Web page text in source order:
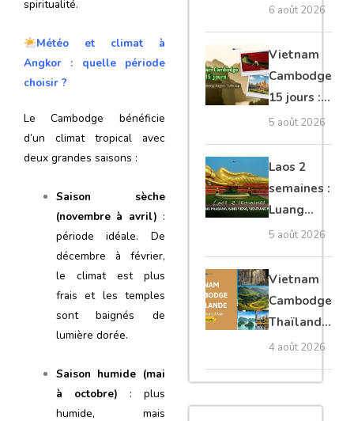
spiritualité.
Météo et climat à
Angkor : quelle période
choisir ?
Le Cambodge bénéficie
d’un climat tropical avec
deux grandes saisons :
Saison sèche
(novembre à avril) :
période idéale. De
décembre à février,
le climat est plus
frais et les temples
sont baignés de
lumière dorée.
Saison humide (mai
à octobre) : plus
humide, mais
Angkor,
Tonkin
secret &
Mékong
6 août 2026
Vietnam
Cambodge
15 jours :
Hanoi,
Mékong,
Angkor,
Tonlé Sap
5 août 2026
Laos 2
semaines :
Luang
Prabang,
Vang
Vieng,
Vientiane
privé
5 août 2026
Vietnam
Cambodge
Thaïlande
35 jours :
grands
trésors
d’Asie
4 août 2026